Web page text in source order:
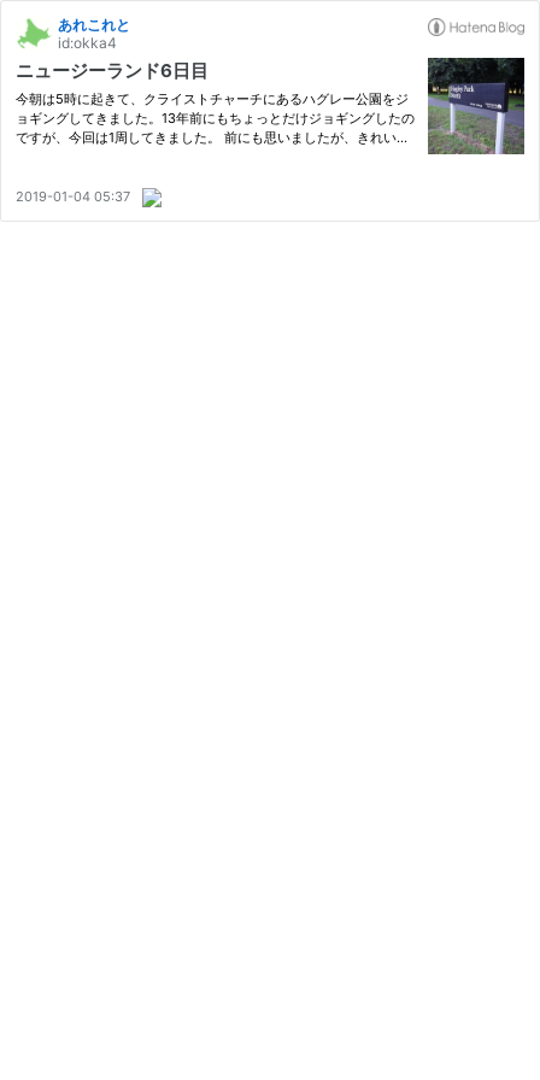
あれこれと
id:okka4
ニュージーランド6日目
今朝は5時に起きて、クライストチャーチにあるハグレー公園をジ
ョギングしてきました。13年前にもちょっとだけジョギングしたの
ですが、今回は1周してきました。 前にも思いましたが、きれいな
り…
2019-01-04 05:37